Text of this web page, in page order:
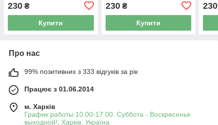
230 ₴
Купити
230₴
Купити
230
Про нас
99% позитивних з 333 відгуків за рік
Працює з 01.06.2014
м. Харків
График работы 10.00-17.00. Суббота - Воскресенье
выходной!, Харків, Україна